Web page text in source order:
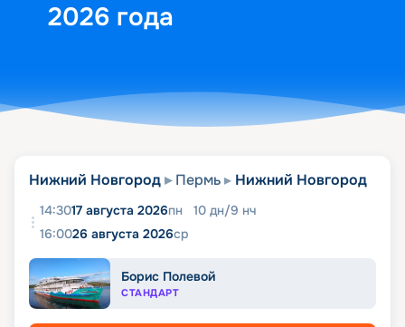
2026 года
Нижний Новгород Пермь Нижний Новгород
14:3017 августа 2026пн 10 дн/9 нч
16:0026 августа 2026ср
Борис Полевой
СТАНДАРТ